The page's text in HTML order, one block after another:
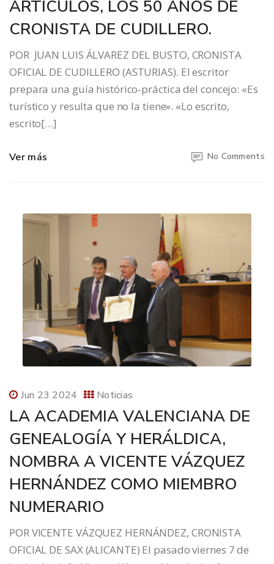
ARTÍCULOS, LOS 50 AÑOS DE
CRONISTA DE CUDILLERO.
POR JUAN LUIS ÁLVAREZ DEL BUSTO, CRONISTA
OFICIAL DE CUDILLERO (ASTURIAS). El escritor
prepara una guía histórico-práctica del concejo: «Es
turístico y resulta que no la tiene». «Lo escrito,
escrito[…]
Ver más No Comments
Jun 23 2024 Noticias
LA ACADEMIA VALENCIANA DE
GENEALOGÍA Y HERÁLDICA,
NOMBRA A VICENTE VÁZQUEZ
HERNÁNDEZ COMO MIEMBRO
NUMERARIO
POR VICENTE VÁZQUEZ HERNÁNDEZ, CRONISTA
OFICIAL DE SAX (ALICANTE) El pasado viernes 7 de